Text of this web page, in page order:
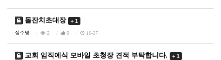
돌잔치초대장 + 1
정주명 2 0 10-27
교회 임직예식 모바일 초청장 견적 부탁합니다. + 1